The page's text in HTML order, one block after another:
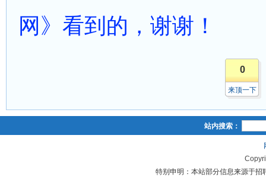
网》看到的，谢谢！
0
来顶一下
站内搜索：
特别申明：本站部分信息来源于